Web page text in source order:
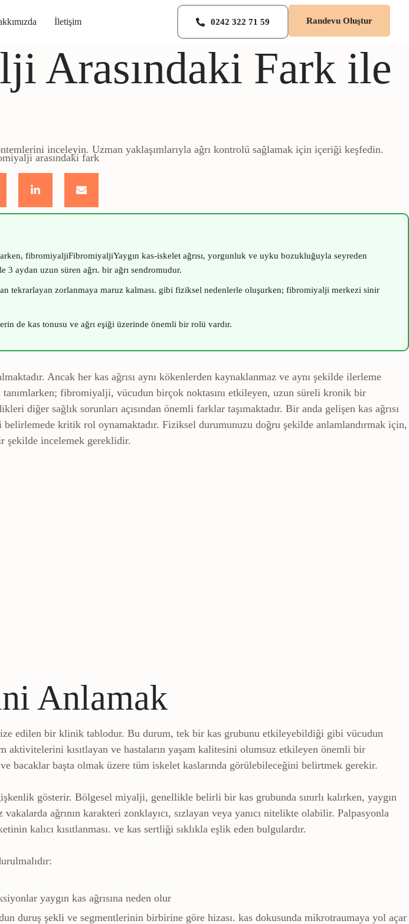
İletişim 0242 322 71 59 Randevu Oluştur
Arasındaki Fark ile
inceleyin. Uzman yaklaşımlarıyla ağrı kontrolü sağlamak için içeriği keşfedin.
fibromiyaljiFibromiyaljiYaygın kas-iskelet ağrısı, yorgunluk ve uyku bozukluğuyla seyreden
3 aydan uzun süren ağrı. bir ağrı sendromudur.
tekrarlayan zorlanmaya maruz kalması. gibi fiziksel nedenlerle oluşurken; fibromiyalji merkezi sinir
de kas tonusu ve ağrı eşiği üzerinde önemli bir rolü vardır.
Ancak her kas ağrısı aynı kökenlerden kaynaklanmaz ve aynı şekilde ilerleme
fibromiyalji, vücudun birçok noktasını etkileyen, uzun süreli kronik bir
diğer sağlık sorunları açısından önemli farklar taşımaktadır. Bir anda gelişen kas ağrısı
kritik rol oynamaktadır. Fiziksel durumunuzu doğru şekilde anlamlandırmak için,
şekilde incelemek gereklidir.
Anlamak
edilen bir klinik tablodur. Bu durum, tek bir kas grubunu etkileyebildiği gibi vücudun
aktivitelerini kısıtlayan ve hastaların yaşam kalitesini olumsuz etkileyen önemli bir
bacaklar başta olmak üzere tüm iskelet kaslarında görülebileceğini belirtmek gerekir.
gösterir. Bölgesel miyalji, genellikle belirli bir kas grubunda sınırlı kalırken, yaygın
ağrının karakteri zonklayıcı, sızlayan veya yanıcı nitelikte olabilir. Palpasyonla
kalıcı kısıtlanması. ve kas sertliği sıklıkla eşlik eden bulgulardır.
yaygın kas ağrısına neden olur
duruş şekli ve segmentlerinin birbirine göre hizası. kas dokusunda mikrotraumaya yol açar